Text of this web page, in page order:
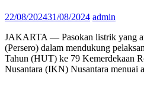
22/08/202431/08/2024 admin
JAKARTA — Pasokan listrik yang
(Persero) dalam mendukung
Tahun (HUT) ke 79 Kemerdekaan
Nusantara (IKN) Nusantara menuai